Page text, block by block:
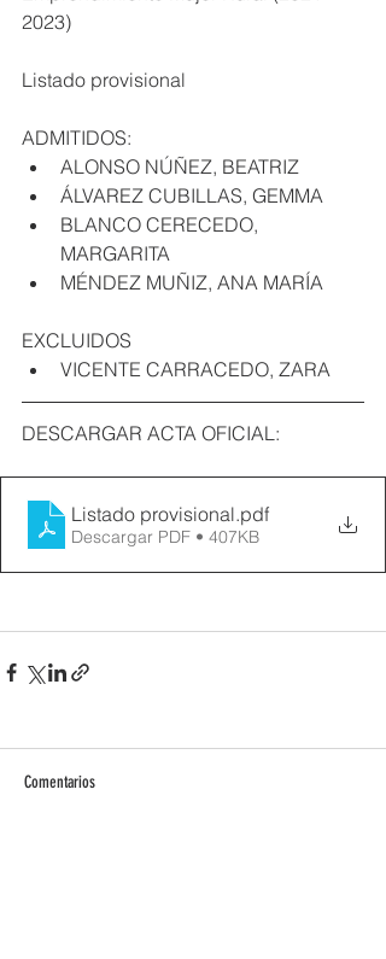
2023)
Listado provisional
ADMITIDOS:
ALONSO NÚÑEZ, BEATRIZ
ÁLVAREZ CUBILLAS, GEMMA
BLANCO CERECEDO,
MARGARITA
MÉNDEZ MUÑIZ, ANA MARÍA
EXCLUIDOS
VICENTE CARRACEDO, ZARA
DESCARGAR ACTA OFICIAL:
Listado provisional.pdf
Descargar PDF • 407KB
Comentarios